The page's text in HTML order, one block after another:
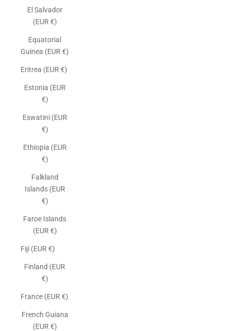
El Salvador
(EUR €)
Equatorial
Guinea (EUR €)
Eritrea (EUR €)
Estonia (EUR
€)
Eswatini (EUR
€)
Ethiopia (EUR
€)
Falkland
Islands (EUR
€)
Faroe Islands
(EUR €)
Fiji (EUR €)
Finland (EUR
€)
France (EUR €)
French Guiana
(EUR €)